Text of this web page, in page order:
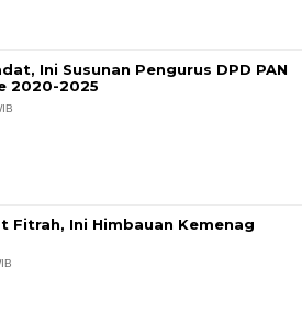
Ini Susunan Pengurus DPD PAN
2020-2025
Fitrah, Ini Himbauan Kemenag